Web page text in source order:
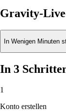
Gravity-
In Wenigen Minuten
In 3
1
Konto erstellen